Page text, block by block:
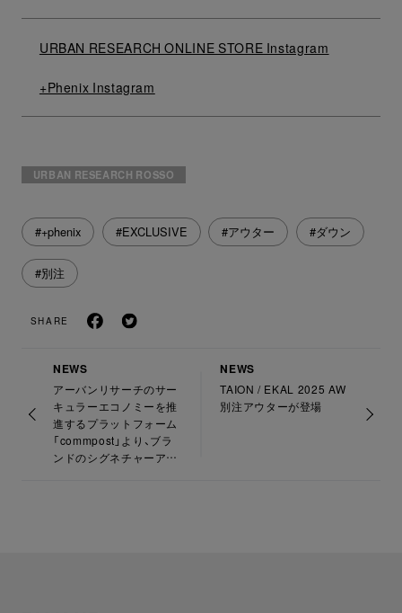
URBAN RESEARCH ONLINE STORE Instagram
+Phenix Instagram
URBAN RESEARCH ROSSO
#+phenix #EXCLUSIVE #アウター #ダウン
#別注
SHARE
NEWS
アーバンリサーチのサー
キュラーエコノミーを推
進するプラットフォーム
「commpost」より、ブラ
ンドのシグネチャーアイ
NEWS
TAION / EKAL 2025 AW
別注アウターが登場